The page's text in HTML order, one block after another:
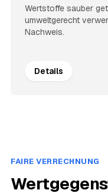
Wertstoffe sauber
umweltgerecht
Nachweis.
Details
FAIRE VERRECHNUNG